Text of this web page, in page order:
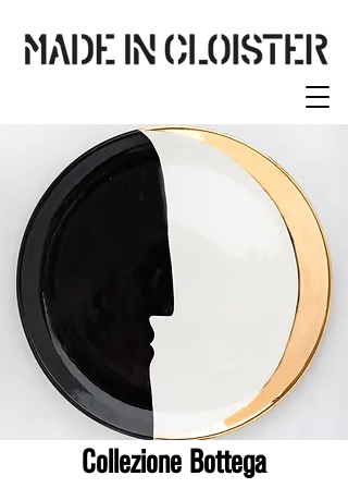
Collezione Bottega